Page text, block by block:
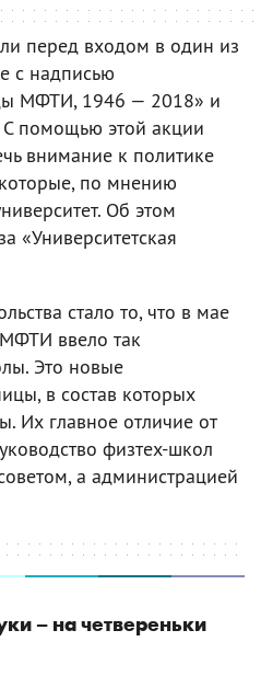
перед входом в один из
с надписью
МФТИ, 1946 — 2018» и
помощью этой акции
внимание к политике
по мнению
Об этом
«Университетская
стало то, что в мае
МФТИ ввело так
Это новые
в состав которых
Их главное отличие от
физтех-школ
а администрацией
– на четвереньки